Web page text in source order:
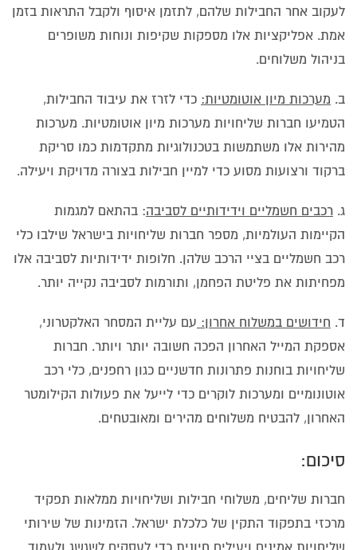
לעקוב אחר החבילות שלהם, לתזמן איסוף ולקבל התראות בזמן
אמת. אפליקציות אלו מספקות שקיפות ונוחות משופרים
בניהול משלוחים.
ב. מערכות מיון אוטומטיות: כדי לזרז את עיבוד החבילות,
הטמיעו חברות שליחויות מערכות מיון אוטומטיות. מערכות
מהירות אלו משתמשות בטכנולוגיות מתקדמות כמו סריקת
ברקוד ורצועות מסוע כדי למיין חבילות בצורה מדויקת ויעילה.
ג. רכבים חשמליים וידידותיים לסביבה: בהתאם למגמות
הקיימות העולמיות, מספר חברות שליחויות בישראל שילבו כלי
רכב חשמליים בציי הרכב שלהן. חלופות ידידותיות לסביבה אלו
מפחיתות את פליטת הפחמן, ותורמות לסביבה נקייה יותר.
ד. חידושים במשלוח אחרון: עם עליית המסחר האלקטרוני,
אספקת המייל האחרון הפכה חשובה יותר ויותר. חברות
שליחויות בוחנות פתרונות חדשניים כגון רחפנים, כלי רכב
אוטונומיים ומערכות לוקרים כדי לייעל את פעולות הקילומטר
האחרון, להבטיח משלוחים מהירים ומאובטחים.
סיכום:
חברות שליחים, משלוחי חבילות ושליחויות ממלאות תפקיד
מרכזי בתפקוד התקין של כלכלת ישראל. הזמינות של שירותי